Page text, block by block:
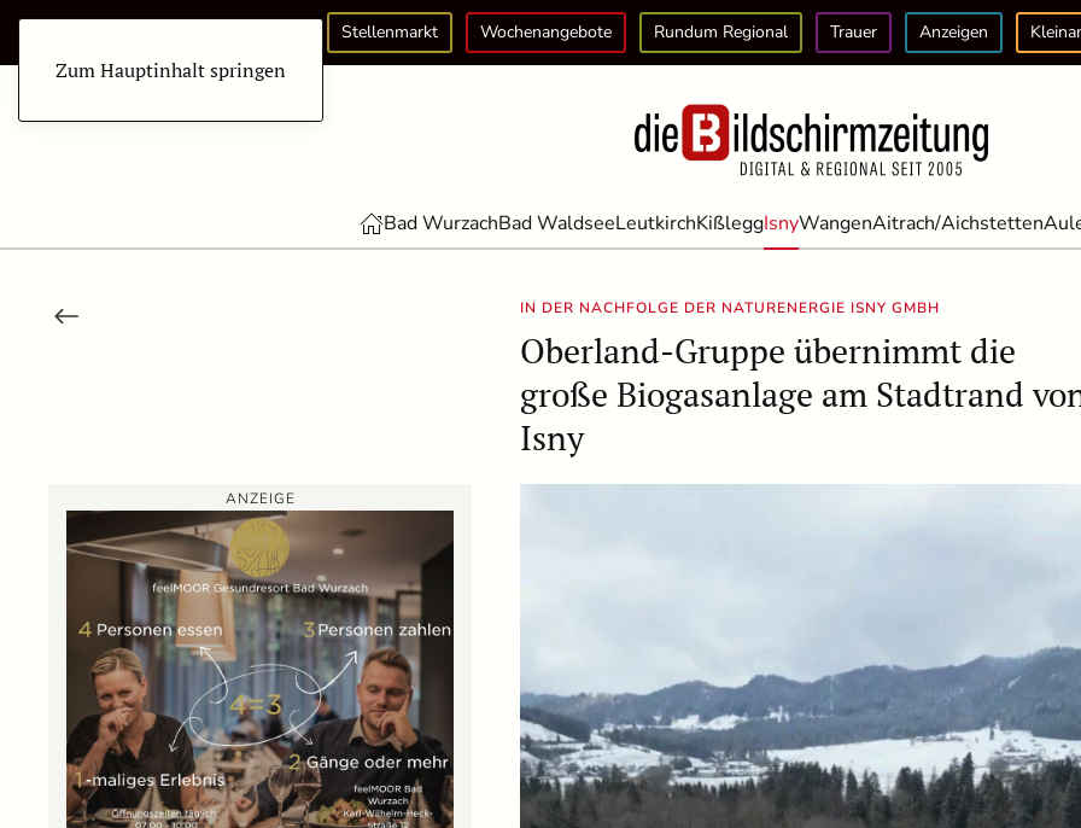
Zum Hauptinhalt springen
Stellenmarkt Wochenangebote Rundum Regional Trauer Anzeigen
Bad WurzachBad WaldseeLeutkirchKißleggIsnyWangenAitrach/Aichstetten
IN DER NACHFOLGE DER NATURENERGIE ISNY GMBH
Oberland-Gruppe übernimmt die
große Biogasanlage am Stadtrand
Isny
ANZEIGE